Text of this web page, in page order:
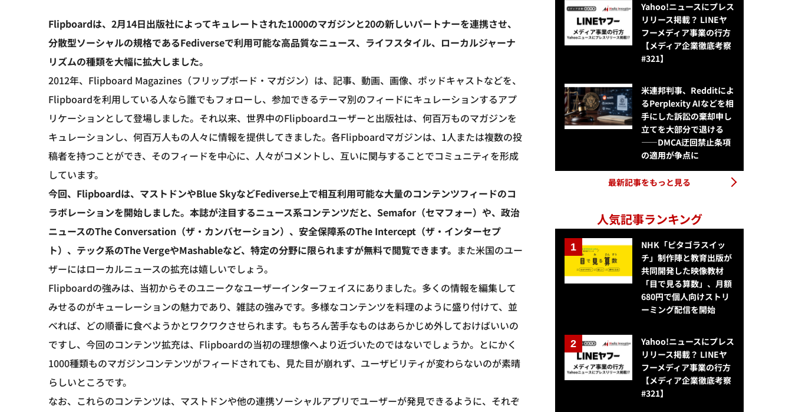
Flipboardは、2月14日出版社によってキュレートされた1000のマガジンと20の新しいパートナーを連携させ、
分散型ソーシャルの規格であるFediverseで利用可能な高品質なニュース、ライフスタイル、ローカルジャーナ
リズムの種類を大幅に拡大しました。
2012年、Flipboard Magazines（フリップボード・マガジン）は、記事、動画、画像、ポッドキャストなどを、
Flipboardを利用している人なら誰でもフォローし、参加できるテーマ別のフィードにキュレーションするアプ
リケーションとして登場しました。それ以来、世界中のFlipboardユーザーと出版社は、何百万ものマガジンを
キュレーションし、何百万人もの人々に情報を提供してきました。各Flipboardマガジンは、1人または複数の投
稿者を持つことができ、そのフィードを中心に、人々がコメントし、互いに関与することでコミュニティを形成
しています。
今回、Flipboardは、マストドンやBlue SkyなどFediverse上で相互利用可能な大量のコンテンツフィードのコ
ラボレーションを開始しました。本誌が注目するニュース系コンテンツだと、Semafor（セマフォー）や、政治
ニュースのThe Conversation（ザ・カンバセーション）、安全保障系のThe Intercept（ザ・インターセプ
ト）、テック系のThe VergeやMashableなど、特定の分野に限られますが無料で閲覧できます。 また米国のユー
ザーにはローカルニュースの拡充は嬉しいでしょう。
Flipboardの強みは、当初からそのユニークなユーザーインターフェイスにありました。多くの情報を編集して
みせるのがキューレーションの魅力であり、雑誌の強みです。多様なコンテンツを料理のように盛り付けて、並
べれば、どの順番に食べようかとワクワクさせられます。もちろん苦手なものはあらかじめ外しておけばいいの
ですし、今回のコンテンツ拡充は、Flipboardの当初の理想像へより近づいたのではないでしょうか。とにかく
1000種類ものマガジンコンテンツがフィードされても、見た目が崩れず、ユーザビリティが変わらないのが素晴
らしいところです。
なお、これらのコンテンツは、マストドンや他の連携ソーシャルアプリでユーザーが発見できるように、それぞ
Yahoo!ニュースにプレス
リリース掲載？ LINEヤ
フーメディア事業の行方
【メディア企業徹底考察
#321】
米連邦判事、Redditによ
るPerplexity AIなどを相
手にした訴訟の棄却申し
立てを大部分で退ける
——DMCA迂回禁止条項
の適用が争点に
最新記事をもっと見る
人気記事ランキング
NHK「ピタゴラスイッ
チ」制作陣と教育出版が
共同開発した映像教材
「目で見る算数」、月額
680円で個人向けストリ
ーミング配信を開始
Yahoo!ニュースにプレス
リリース掲載？ LINEヤ
フーメディア事業の行方
【メディア企業徹底考察
#321】